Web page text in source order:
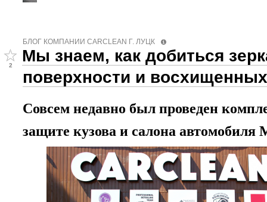
БЛОГ КОМПАНИИ СARCLEAN Г. ЛУЦК
2
Мы знаем, как добиться
поверхности и
Совсем недавно был проведен
защите кузова и салона автомобиля